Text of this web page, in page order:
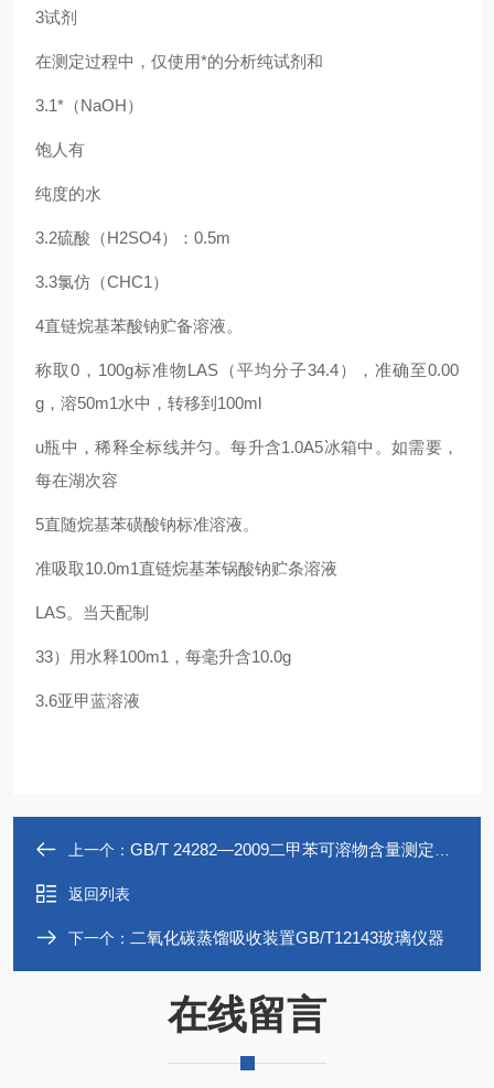
3试剂
在测定过程中，仅使用*的分析纯试剂和
3.1*（NaOH）
饱人有
纯度的水
3.2硫酸（H2SO4）：0.5m
3.3氯仿（CHC1）
4直链烷基苯酸钠贮备溶液。
称取0，100g标准物LAS（平均分子34.4），准确至0.00
g，溶50m1水中，转移到100ml
u瓶中，稀释全标线并匀。每升含1.0A5冰箱中。如需要，
每在湖次容
5直随烷基苯磺酸钠标准溶液。
准吸取10.0m1直链烷基苯锅酸钠贮条溶液
LAS。当天配制
33）用水释100m1，每毫升含10.0g
3.6亚甲蓝溶液
上一个： GB/T 24282—2009二甲苯可溶物含量测定装置玻璃仪器
返回列表
下一个： 二氧化碳蒸馏吸收装置GB/T12143玻璃仪器
在线留言